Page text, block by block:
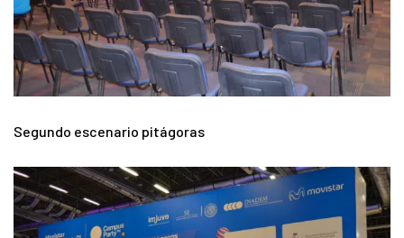
Segundo escenario pitágoras